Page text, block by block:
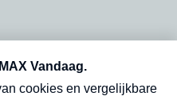
dinsdagochtend in